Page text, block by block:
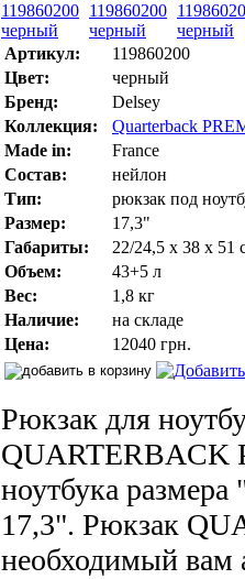
Артикул:
119860200
Цвет:
черный
Бренд:
Delsey
Коллекция:
Quarterback
Made in:
France
Состав:
нейлон
Тип:
рюкзак под
Размер:
17,3"
Габариты:
22/24,5 х 38 х 51
Объем:
43+5 л
Вес:
1,8 кг
Наличие:
на складе
Цена:
12040 грн.
Рюкзак для
QUARTERBACK
ноутбука
17,3". Рюкзак
необходимый вам